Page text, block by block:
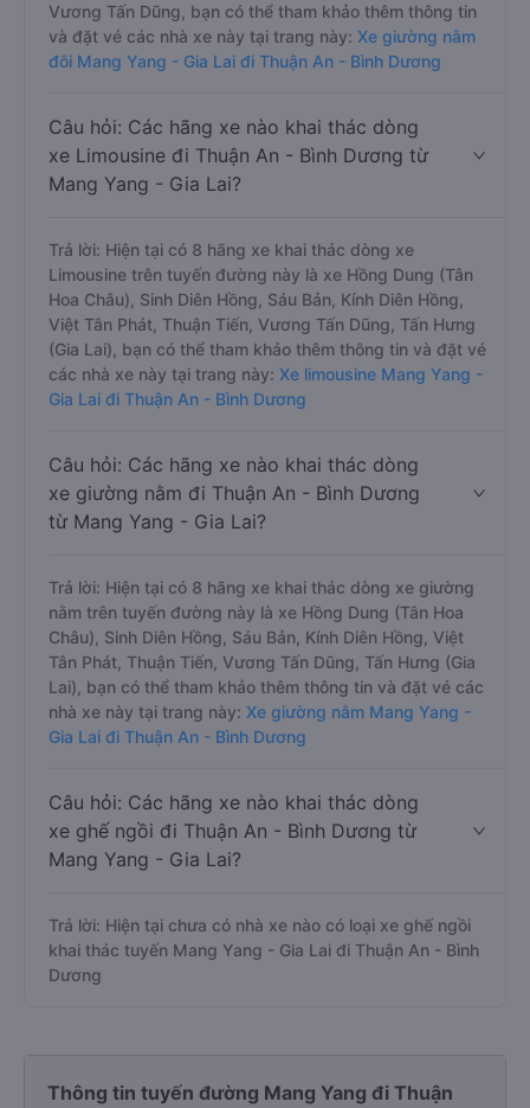
Vương Tấn Dũng, bạn có thể tham khảo thêm thông tin
và đặt vé các nhà xe này tại trang này: Xe giường nằm
đôi Mang Yang - Gia Lai đi Thuận An - Bình Dương
Câu hỏi: Các hãng xe nào khai thác dòng
xe Limousine đi Thuận An - Bình Dương từ
Mang Yang - Gia Lai?
Trả lời: Hiện tại có 8 hãng xe khai thác dòng xe
Limousine trên tuyến đường này là xe Hồng Dung (Tân
Hoa Châu), Sinh Diên Hồng, Sáu Bản, Kính Diên Hồng,
Việt Tân Phát, Thuận Tiến, Vương Tấn Dũng, Tấn Hưng
(Gia Lai), bạn có thể tham khảo thêm thông tin và đặt vé
các nhà xe này tại trang này: Xe limousine Mang Yang -
Gia Lai đi Thuận An - Bình Dương
Câu hỏi: Các hãng xe nào khai thác dòng
xe giường nằm đi Thuận An - Bình Dương
từ Mang Yang - Gia Lai?
Trả lời: Hiện tại có 8 hãng xe khai thác dòng xe giường
nằm trên tuyến đường này là xe Hồng Dung (Tân Hoa
Châu), Sinh Diên Hồng, Sáu Bản, Kính Diên Hồng, Việt
Tân Phát, Thuận Tiến, Vương Tấn Dũng, Tấn Hưng (Gia
Lai), bạn có thể tham khảo thêm thông tin và đặt vé các
nhà xe này tại trang này: Xe giường nằm Mang Yang -
Gia Lai đi Thuận An - Bình Dương
Câu hỏi: Các hãng xe nào khai thác dòng
xe ghế ngồi đi Thuận An - Bình Dương từ
Mang Yang - Gia Lai?
Trả lời: Hiện tại chưa có nhà xe nào có loại xe ghế ngồi
khai thác tuyến Mang Yang - Gia Lai đi Thuận An - Bình
Dương
Thông tin tuyến đường Mang Yang đi Thuận